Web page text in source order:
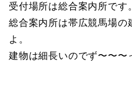
受付場所は総合案内所です。
総合案内所は帯広競馬場の
よ。
建物は細長いのでず〜〜〜